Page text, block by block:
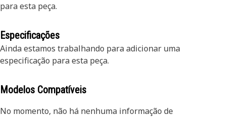
para esta peça.
Especificações
Ainda estamos trabalhando para adicionar uma
especificação para esta peça.
Modelos Compatíveis
No momento, não há nenhuma informação de